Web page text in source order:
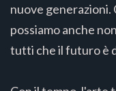
nuove generazioni.
possiamo anche
tutti che il futuro è